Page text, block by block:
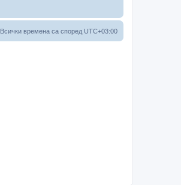
Всички времена са според UTC+03:00